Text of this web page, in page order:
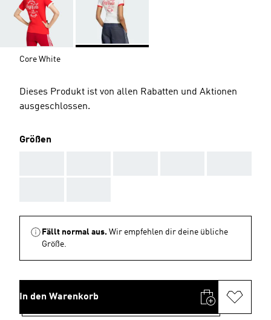
Core White
Dieses Produkt ist von allen Rabatten und Aktionen
ausgeschlossen.
Größen
Fällt normal aus. Wir empfehlen dir deine übliche
Größe.
In den Warenkorb